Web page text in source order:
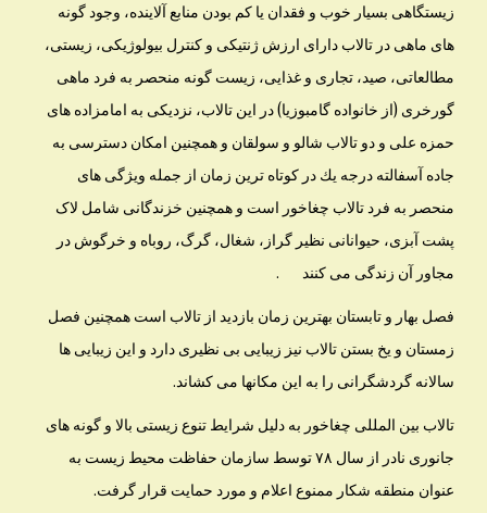
زيستگاهى بسيار خوب و فقدان يا كم بودن منابع آلاينده، وجود گونه
هاى ماهى در تالاب داراى ارزش ژنتيكى و كنترل بيولوژيكى، زيستى،
مطالعاتى، صيد، تجارى و غذايى، زيست گونه منحصر به فرد ماهى
گورخرى (از خانواده گامبوزيا) در اين تالاب، نزديكى به امامزاده هاى
حمزه على و دو تالاب شالو و سولقان و همچنين امكان دسترسى به
جاده آسفالته درجه يك در كوتاه ترين زمان از جمله ويژگى هاى
منحصر به فرد تالاب چغاخور است و همچنین خزندگانی شامل لاک
پشت آبزی، حیوانانی نظیر گراز، شغال، گرگ، روباه و خرگوش در
مجاور آن زندگی می کنند .
فصل بهار و تابستان بهترین زمان بازدید از تالاب است همچنین فصل
زمستان و یخ بستن تالاب نیز زیبایی بی نظیری دارد و این زیبایی ها
سالانه گردشگرانی را به این مکانها می کشاند.
تالاب بین المللی چغاخور به دلیل شرایط تنوع زیستی بالا و گونه های
جانوری نادر از سال ۷۸ توسط سازمان حفاظت محیط زیست به
عنوان منطقه شکار ممنوع اعلام و مورد حمایت قرار گرفت.